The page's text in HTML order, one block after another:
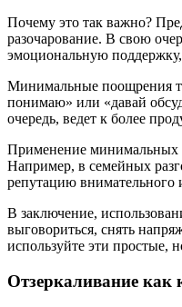
Почему это так важно?
разочарование. В свою
эмоциональную
Минимальные поощрения
понимаю» или «давай
очередь, ведет к более
Применение минимальных
Например, в семейных
репутацию внимательного
В заключение,
выговориться, снять
используйте эти простые,
Отзеркаливание как